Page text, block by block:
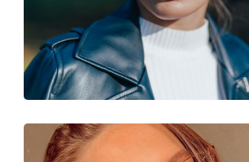
Μάρκα:
Κωδικός Προϊόντος / Μοντέλο: